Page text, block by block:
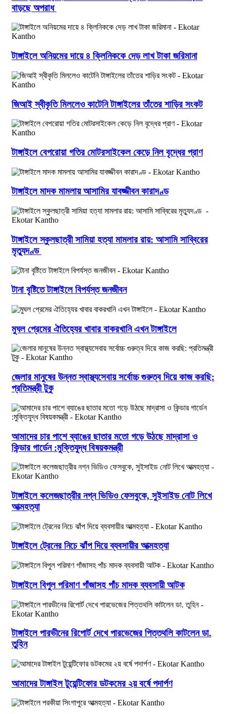
বাড়ছে অপরাধ
টাঙ্গাইলে অনিয়মের দায়ে ৪ ক্লিনিককে দেড় লাখ টাকা জরিমানা
জিআই স্বীকৃতি মিললেও কাটেনি টাঙ্গাইলের তাঁতের শাড়ির সংকট
টাঙ্গাইলে বেপরোয়া গতির মোটরসাইকেল কেড়ে নিল বৃদ্ধের প্রাণ
টাঙ্গাইলে মাদক মামলায় আসামির যাবজ্জীবন কারাদণ্ড
টাঙ্গাইলে স্কুলছাত্রী সামিয়া হত্যা মামলার রায়: আসামি সাব্বিরের
মৃত্যুদণ্ড
টানা বৃষ্টিতে টাঙ্গাইলে বিপর্যস্ত জনজীবন
মুঘল প্রেমের ঐতিহ্যের খাবার বাকরখানি এখন টাঙ্গাইলে
জেলার মানুষের উন্নত স্বাস্থ্যসেবায় সর্বোচ্চ গুরুত্ব দিয়ে কাজ করছি:
প্রতিমন্ত্রী টুকু
আমাদের চার পাশে ব্যাঙের ছাতার মতো গড়ে উঠছে মাদ্রাসা ও
কিন্ডার গার্ডেন :মুক্তিযুদ্ধ বিষয়কমন্ত্রী
টাঙ্গাইলে কলেজছাত্রীর নগ্ন ভিডিও ফেসবুকে, সুইসাইড নোট লিখে
আত্মহত্যা
টাঙ্গাইলে ট্রেনের নিচে ঝাঁপ দিয়ে ব্যবসায়ীর আত্মহত্যা
টাঙ্গাইলে বিপুল পরিমাণ গাঁজাসহ পাঁচ মাদক ব্যবসায়ী আটক
টাঙ্গাইলে পারভীনের রিপোর্ট দেখে পারভেজের পিত্তথলি কাটলেন ডা.
তুহিন
আমাদের টাঙ্গাইল টুয়েন্টিফোর ডটকমের ২য় বর্ষে পদার্পণ